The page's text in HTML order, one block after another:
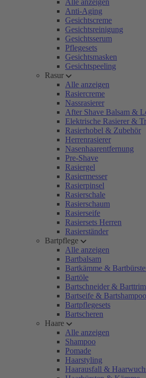
Alle anzeigen
Anti-Aging
Gesichtscreme
Gesichtsreinigung
Gesichtsserum
Pflegesets
Gesichtsmasken
Gesichtspeeling
Rasur
Alle anzeigen
Rasiercreme
Nassrasierer
After Shave Balsam &
Elektrische Rasierer &
Rasierhobel & Zubehör
Herrenrasierer
Nasenhaarentfernung
Pre-Shave
Rasiergel
Rasiermesser
Rasierpinsel
Rasierschale
Rasierschaum
Rasierseife
Rasiersets Herren
Rasierständer
Bartpflege
Alle anzeigen
Bartbalsam
Bartkämme &
Bartöle
Bartschneider &
Bartseife & Bartshampoo
Bartpflegesets
Bartscheren
Haare
Alle anzeigen
Shampoo
Pomade
Haarstyling
Haarausfall &